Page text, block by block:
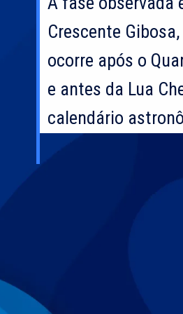
Crescente
ocorre após o
e antes da Lua
calendário
Crescente
ocorre após o
e antes da Lua
calendário